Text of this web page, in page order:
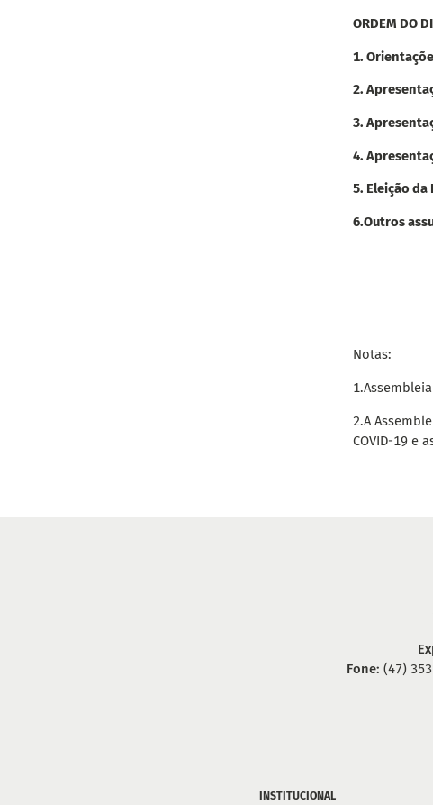
ORDEM DO
1.
2.
3.
4.
5. Eleição da
6.Outros
Notas:
1.Assembleia
2.A
COVID-19 e
Fone: (47)
INSTITUCIONAL